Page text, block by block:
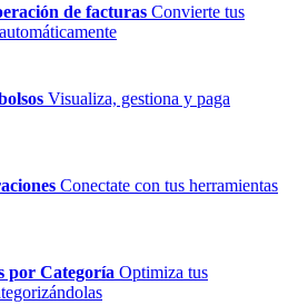
de facturas Convierte tus
Visualiza, gestiona y paga
Conectate con tus herramientas
por Categoría Optimiza tus